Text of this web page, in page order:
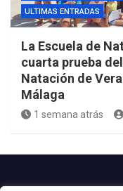
ULTIMAS ENTRADAS
La Escuela de
cuarta prueba
Natación de
Málaga
1 semana atrás